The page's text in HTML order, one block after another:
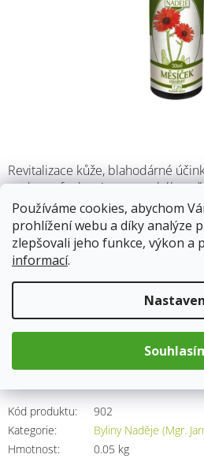
Používáme cookies, abychom
prohlížení webu a díky analýze
zlepšovali jeho funkce, výkon a
informací.
Skladem
Revitalizace kůže, blahodárné
podpora funkce jater a tenkého
překonávání stresu a vyčerpání,
pokračujícího věku.
Kód produktu:
902
Kategorie:
Byliny Naděje (Mgr.
Hmotnost: 0.05 kg
123
Měrná
cena: